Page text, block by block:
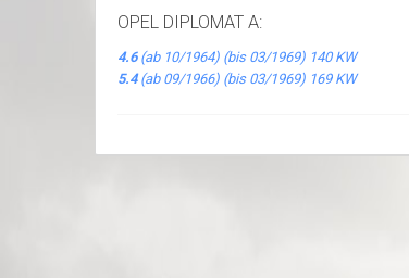
OPEL DIPLOMAT A:
4.6(ab 10/1964) (bis 03/1969) 140 KW
5.4(ab 09/1966) (bis 03/1969) 169 KW